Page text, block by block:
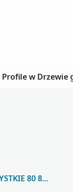
Profile w Drzewie
80 844